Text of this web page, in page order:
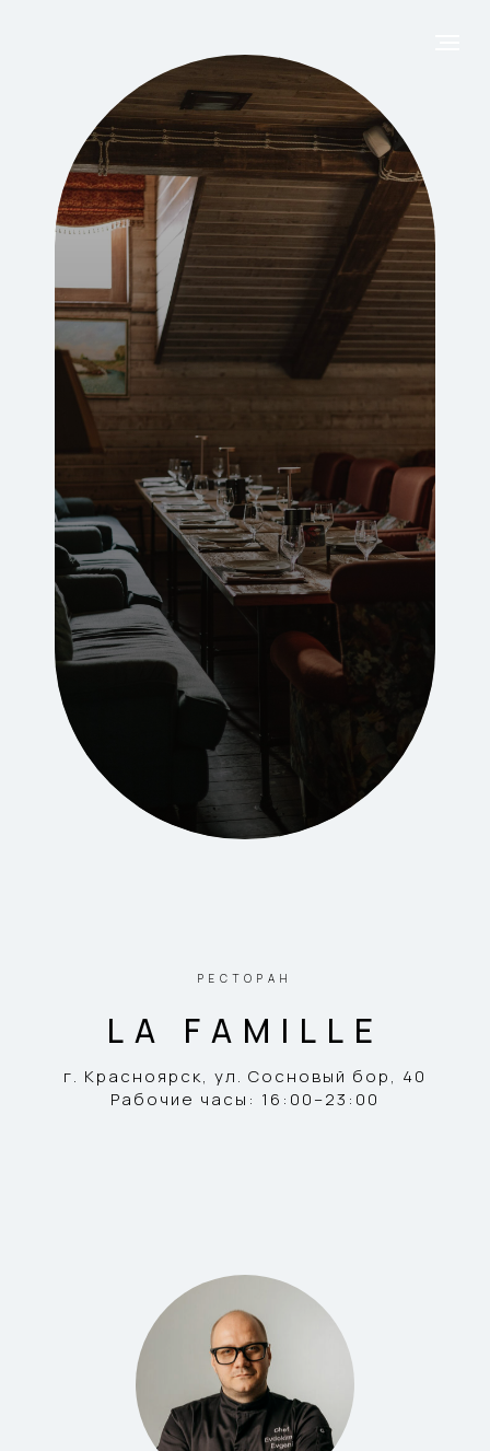
РЕСТОРАН
LA FAMILLE
г. Красноярск, ул. Сосновый бор, 40
Рабочие часы: 16:00–23:00